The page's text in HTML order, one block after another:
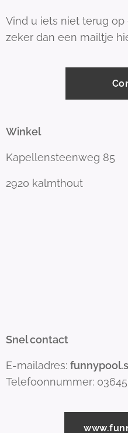
Vind u iets niet terug
zeker dan een mailtje
Winkel
Kapellensteenweg 85
2920 kalmthout
Snel contact
E-mailadres:
Telefoonnummer: